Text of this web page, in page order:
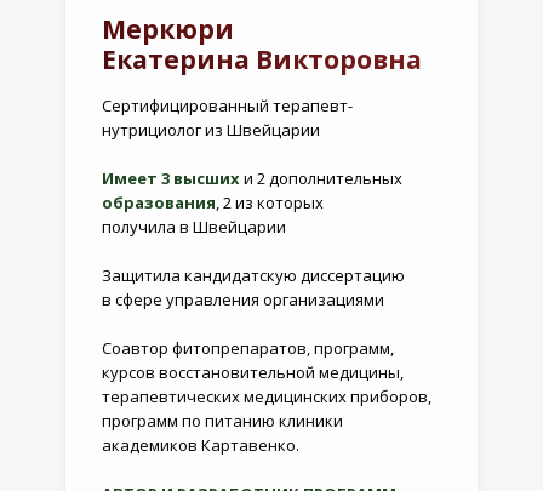
Сертифицированный терапевт-
нутрициолог из Швейцарии
Имеет 3 высшихи 2 дополнительных
образования, 2 из которых
получила в Швейцарии
Защитила кандидатскую диссертацию
в сфере управления организациями
Соавтор фитопрепаратов, программ,
курсов восстановительной медицины,
терапевтических медицинских приборов,
программ по питанию клиники
академиков Картавенко.
Меркюри
Екатерина Викторовна